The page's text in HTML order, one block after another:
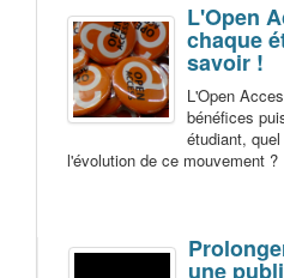
L'Open
chaque
savoir !
L'Open
bénéfices
étudiant,
l'évolution de ce mouvement ?
une